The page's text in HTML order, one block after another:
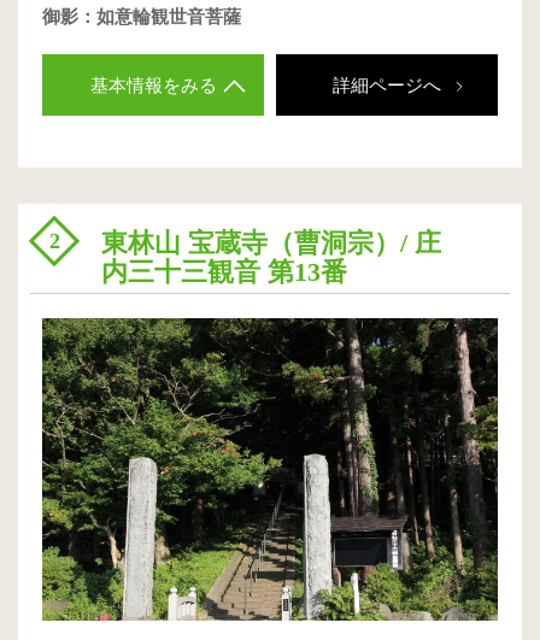
御影：如意輪観世音菩薩
基本情報をみる 詳細ページへ
2
東林山 宝蔵寺（曹洞宗）/ 庄
内三十三観音 第13番